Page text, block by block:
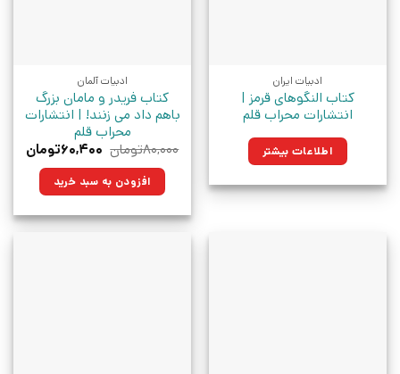
ادبیات ایران
کتاب النگوهای قرمز |
انتشارات محراب قلم
اطلاعات بیشتر
ادبیات آلمان
کتاب فریدر و مامان بزرگ
باهم داد می زنند! | انتشارات
محراب قلم
۸۰,۰۰۰تومان قیمت
۸۰,۰۰۰تومان
بود.
۶۰,۴۰۰تومان
افزودن به سبد خرید